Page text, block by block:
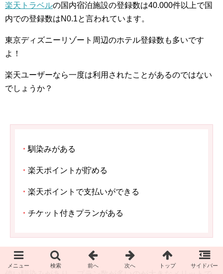
楽天トラベルの国内宿泊施設の登録数は40.000件以上で国
内での登録数はN0.1と言われています。
東京ディズニーリゾート周辺のホテル登録数も多いです
よ！
楽天ユーザーなら一度は利用されたことがあるのではない
でしょうか？
・ 馴染みがある
・ 楽天ポイントが貯める
・ 楽天ポイントで支払いができる
・ チケット付きプランがある